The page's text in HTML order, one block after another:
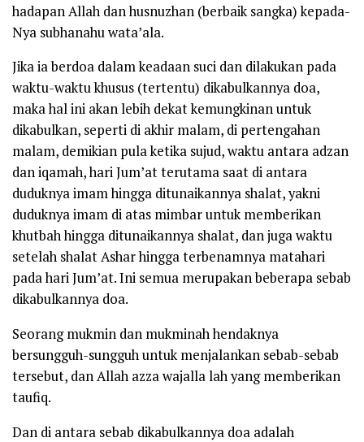
hadapan Allah dan husnuzhan (berbaik sangka) kepada-
Nya subhanahu wata’ala.
Jika ia berdoa dalam keadaan suci dan dilakukan pada
waktu-waktu khusus (tertentu) dikabulkannya doa,
maka hal ini akan lebih dekat kemungkinan untuk
dikabulkan, seperti di akhir malam, di pertengahan
malam, demikian pula ketika sujud, waktu antara adzan
dan iqamah, hari Jum’at terutama saat di antara
duduknya imam hingga ditunaikannya shalat, yakni
duduknya imam di atas mimbar untuk memberikan
khutbah hingga ditunaikannya shalat, dan juga waktu
setelah shalat Ashar hingga terbenamnya matahari
pada hari Jum’at. Ini semua merupakan beberapa sebab
dikabulkannya doa.
Seorang mukmin dan mukminah hendaknya
bersungguh-sungguh untuk menjalankan sebab-sebab
tersebut, dan Allah azza wajalla lah yang memberikan
taufiq.
Dan di antara sebab dikabulkannya doa adalah